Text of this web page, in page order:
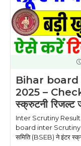
Bihar
2025 – Check
स्क्रुटनी रिजल्ट
Inter Scrutiny Result
board inter Scrutiny
समिति (BSEB) ने इंटर